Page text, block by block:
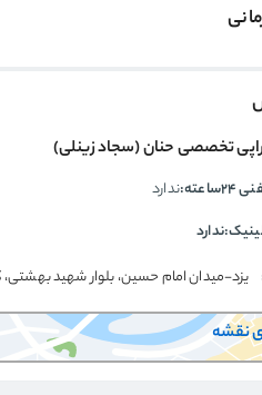
تخصصی حنان (سجاد زینلی)
ندارد
:ندارد
یزد-ميدان امام حسين، بلوار شهيد
نقشه